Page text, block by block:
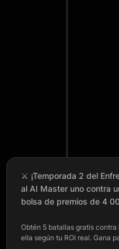
⚔️ ¡Temporada 2 del
al AI Master uno contra
bolsa de premios de 4
Obtén 5 batallas gratis
ella según tu ROI real. Gana